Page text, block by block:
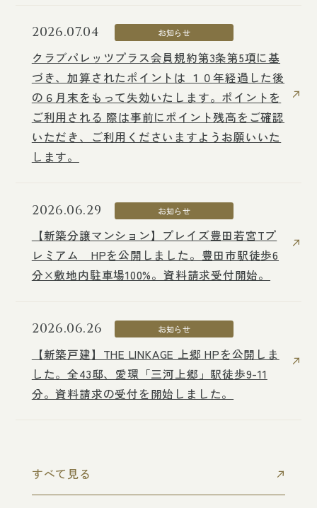
2026.07.04 お知らせ
クラブパレッツプラス会員規約第3条第5項に基
づき、加算されたポイントは １０年経過した後
の６月末をもって失効いたします。ポイントを
ご利用される 際は事前にポイント残高をご確認
いただき、ご利用くださいますようお願いいた
します。
2026.06.29 お知らせ
【新築分譲マンション】プレイズ豊田若宮Tプ
レミアム HPを公開しました。豊田市駅徒歩6
分×敷地内駐車場100%。資料請求受付開始。
2026.06.26 お知らせ
【新築戸建】THE LINKAGE 上郷 HPを公開しま
した。全43邸、愛環「三河上郷」駅徒歩9-11
分。資料請求の受付を開始しました。
2026.07.04 お知らせ
クラブパレッツプラス会員規約第3条第5項に基
づき、加算されたポイントは １０年経過した後
の６月末をもって失効いたします。ポイントを
ご利用される 際は事前にポイント残高をご確認
いただき、ご利用くださいますようお願いいた
します。
2026.06.29 お知らせ
【新築分譲マンション】プレイズ豊田若宮Tプ
レミアム HPを公開しました。豊田市駅徒歩6
分×敷地内駐車場100%。資料請求受付開始。
2026.06.26 お知らせ
【新築戸建】THE LINKAGE 上郷 HPを公開しま
した。全43邸、愛環「三河上郷」駅徒歩9-11
分。資料請求の受付を開始しました。
2026.03.02 ニュースリリース
会社分割による新会社への事業承継について
2025.07.04 ニュースリリース
【ご参考】愛知県におけるトヨタホーム販売会
2025.07.04 ニュースリリース
愛知県トヨタホーム販売会社３社の経営統合に
すべて見る